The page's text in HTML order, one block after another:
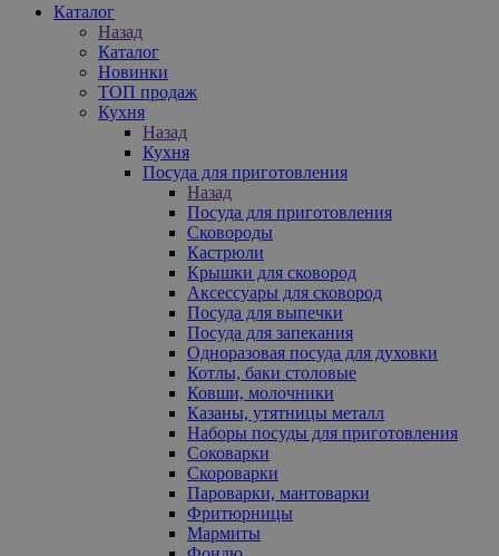
Каталог
Назад
Каталог
Новинки
ТОП продаж
Кухня
Назад
Кухня
Посуда для приготовления
Назад
Посуда для приготовления
Сковороды
Кастрюли
Крышки для сковород
Аксессуары для сковород
Посуда для выпечки
Посуда для запекания
Одноразовая посуда для духовки
Котлы, баки столовые
Ковши, молочники
Казаны, утятницы металл
Наборы посуды для приготовления
Соковарки
Скороварки
Пароварки, мантоварки
Фритюрницы
Мармиты